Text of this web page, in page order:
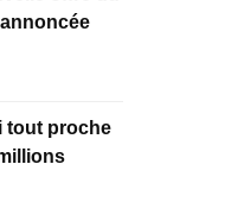
tout proche